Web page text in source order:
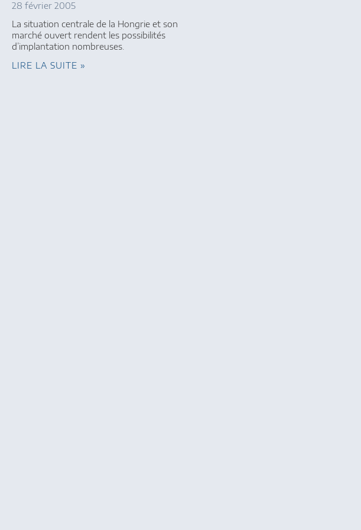
28 février 2005
La situation centrale de la Hongrie et son
marché ouvert rendent les possibilités
d’implantation nombreuses.
LIRE LA SUITE »